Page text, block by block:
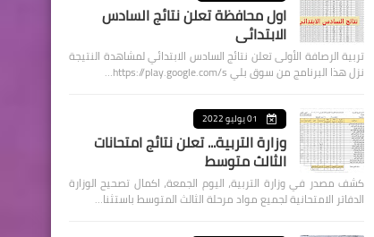
اول محافظة تعلن نتائج السادس
الابتدائي
تربية الرصافة الأولى تعلن نتائج السادس الابتدائي لمشاهدة النتيجة
نزل هذا البرنامج من سوق بلي https://play.google.com/s…
01 يوليو 2022
وزارة التربية... تعلن نتائج امتحانات
الثالث متوسط
كشف مصدر في وزارة التربية، اليوم الجمعة، اكمال تصحيح الوزارة
الدفاتر الامتحانية لجميع مواد مرحلة الثالث المتوسط باستثنا…